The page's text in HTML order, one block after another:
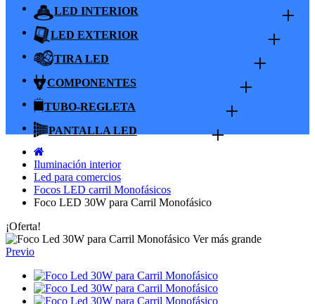
LED INTERIOR +
LED EXTERIOR +
TIRA LED +
COMPONENTES +
TUBO-REGLETA +
PANTALLA LED +
Iluminación interior
Led para comercios
Focos LED carril Monofásicos
Foco LED 30W para Carril Monofásico
¡Oferta!
Ver más grande
Previo